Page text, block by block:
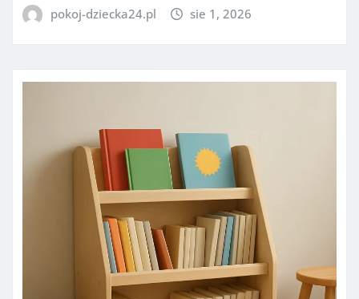
pokoj-dziecka24.pl sie 1, 2026